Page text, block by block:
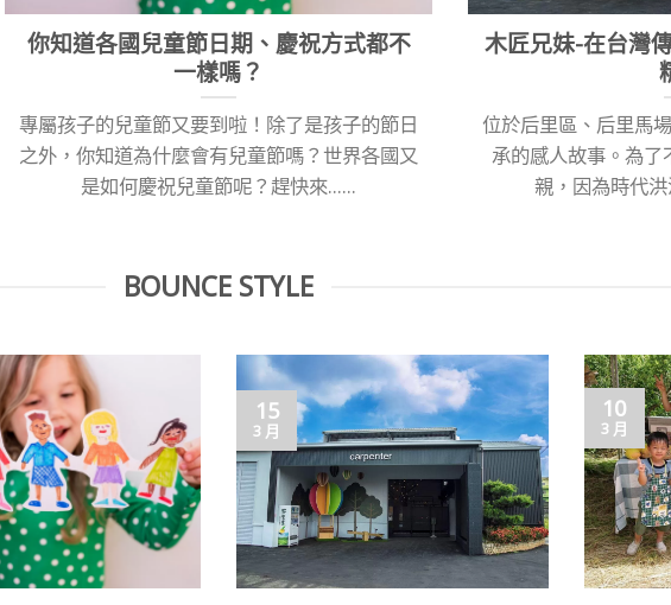
你知道各國兒童節日期、慶祝方式都不
一樣嗎？
專屬孩子的兒童節又要到啦！除了是孩子的節日
之外，你知道為什麼會有兒童節嗎？世界各國又
是如何慶祝兒童節呢？趕快來......
木匠兄妹-在台灣
位於后里區、后里馬
承的感人故事。為了
親，因為時代
BOUNCE STYLE
15
3 月
10
3 月